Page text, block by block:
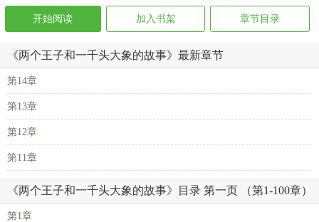
开始阅读 加入书架 章节目录
《两个王子和一千头大象的故事》最新章节
第14章
第13章
第12章
第11章
《两个王子和一千头大象的故事》目录 第一页 （第1-100章）
第1章